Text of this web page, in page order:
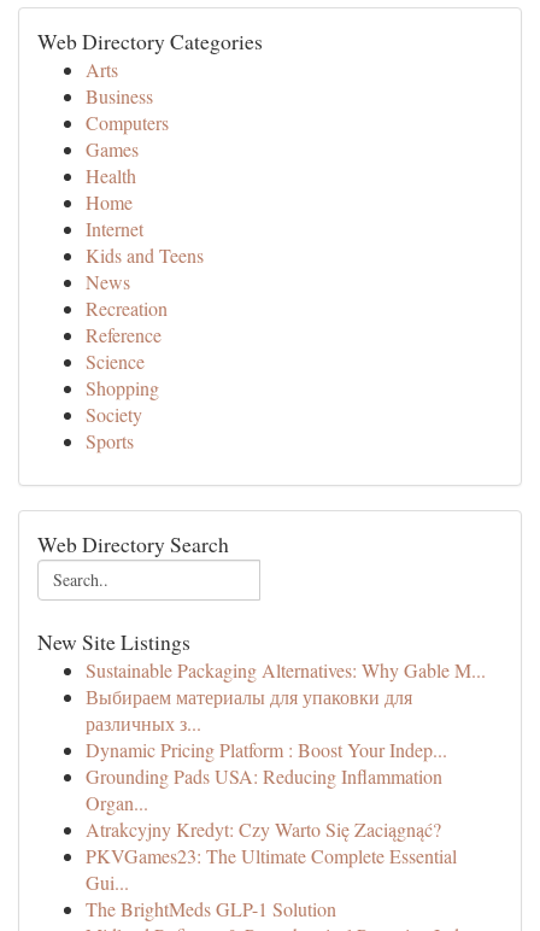
Web Directory Categories
Arts
Business
Computers
Games
Health
Home
Internet
Kids and Teens
News
Recreation
Reference
Science
Shopping
Society
Sports
Web Directory Search
New Site Listings
Sustainable Packaging Alternatives: Why Gable M...
Выбираем материалы для упаковки для
различных з...
Dynamic Pricing Platform : Boost Your Indep...
Grounding Pads USA: Reducing Inflammation
Organ...
Atrakcyjny Kredyt: Czy Warto Się Zaciągnąć?
PKVGames23: The Ultimate Complete Essential
Gui...
The BrightMeds GLP-1 Solution